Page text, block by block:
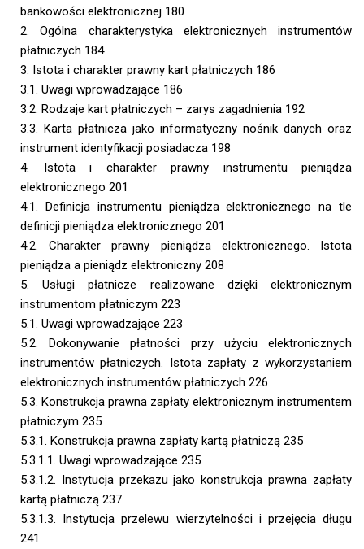
bankowości elektronicznej 180
2. Ogólna charakterystyka elektronicznych instrumentów
płatniczych 184
3. Istota i charakter prawny kart płatniczych 186
3.1. Uwagi wprowadzające 186
3.2. Rodzaje kart płatniczych – zarys zagadnienia 192
3.3. Karta płatnicza jako informatyczny nośnik danych oraz
instrument identyfikacji posiadacza 198
4. Istota i charakter prawny instrumentu pieniądza
elektronicznego 201
4.1. Definicja instrumentu pieniądza elektronicznego na tle
definicji pieniądza elektronicznego 201
4.2. Charakter prawny pieniądza elektronicznego. Istota
pieniądza a pieniądz elektroniczny 208
5. Usługi płatnicze realizowane dzięki elektronicznym
instrumentom płatniczym 223
5.1. Uwagi wprowadzające 223
5.2. Dokonywanie płatności przy użyciu elektronicznych
instrumentów płatniczych. Istota zapłaty z wykorzystaniem
elektronicznych instrumentów płatniczych 226
5.3. Konstrukcja prawna zapłaty elektronicznym instrumentem
płatniczym 235
5.3.1. Konstrukcja prawna zapłaty kartą płatniczą 235
5.3.1.1. Uwagi wprowadzające 235
5.3.1.2. Instytucja przekazu jako konstrukcja prawna zapłaty
kartą płatniczą 237
5.3.1.3. Instytucja przelewu wierzytelności i przejęcia długu
241